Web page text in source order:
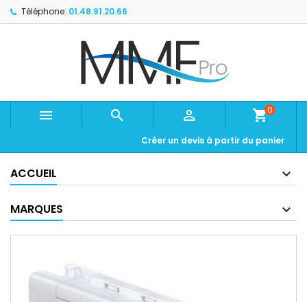
Téléphone: 01.48.91.20.66
   shopping_cart0
Créer un devis à partir du panier
ACCUEIL
MARQUES